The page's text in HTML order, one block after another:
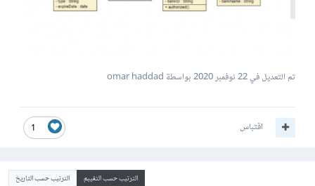
تم التعديل في22 نوفمبر 2020 بواسطة omar haddad
1 اقتباس
الترتيب حسب التقييم الترتيب حسب التاريخ